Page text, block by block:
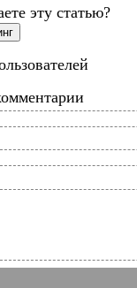
эту статью?